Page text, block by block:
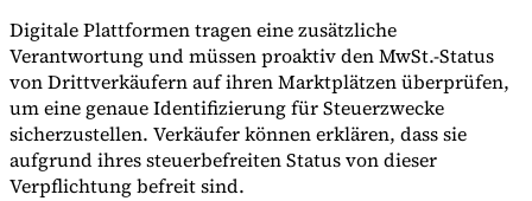
Digitale Plattformen tragen eine zusätzliche
Verantwortung und müssen proaktiv den MwSt.-Status
von Drittverkäufern auf ihren Marktplätzen überprüfen,
um eine genaue Identifizierung für Steuerzwecke
sicherzustellen. Verkäufer können erklären, dass sie
aufgrund ihres steuerbefreiten Status von dieser
Verpflichtung befreit sind.